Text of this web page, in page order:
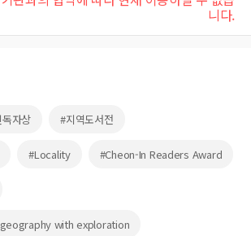
니다.
자상 #지역도서전
#Locality #Cheon-In Readers Award
with exploration